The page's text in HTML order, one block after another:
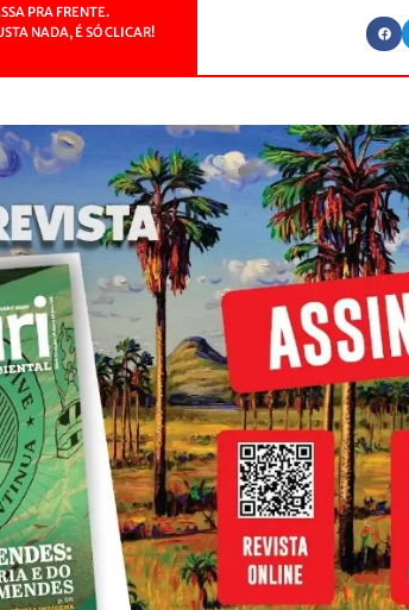
PRA FRENTE.
NADA, É SÓ CLICAR!